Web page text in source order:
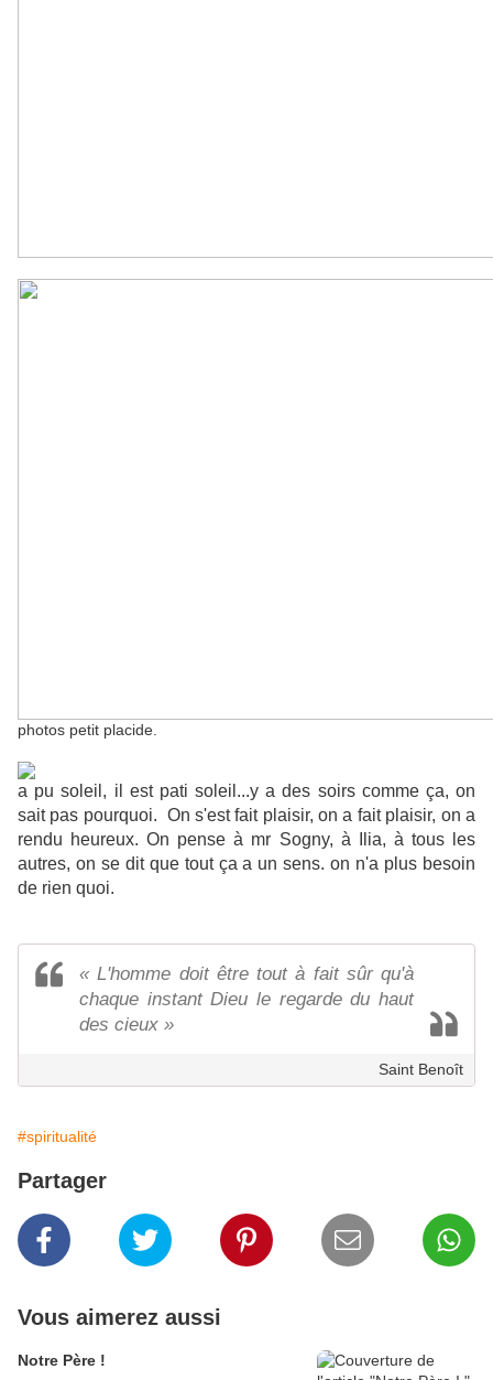
photos petit placide.
a pu soleil, il est pati soleil...y a des soirs comme ça, on
sait pas pourquoi. On s'est fait plaisir, on a fait plaisir, on a
rendu heureux. On pense à mr Sogny, à Ilia, à tous les
autres, on se dit que tout ça a un sens. on n'a plus besoin
de rien quoi.
« L'homme doit être tout à fait sûr qu'à
chaque instant Dieu le regarde du haut
des cieux »
Saint Benoît
#spiritualité
Partager
Vous aimerez aussi
Notre Père !